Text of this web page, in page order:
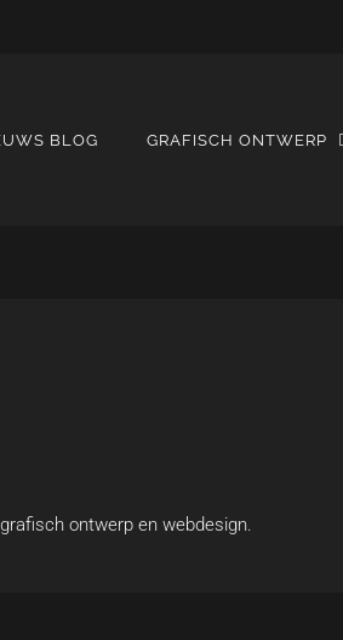
BLOG GRAFISCH ONTWERP
ontwerp en webdesign.